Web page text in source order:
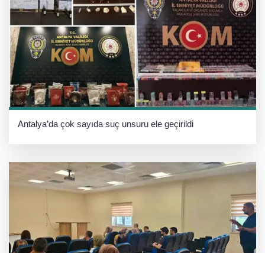
Antalya’da çok sayıda suç unsuru ele geçirildi